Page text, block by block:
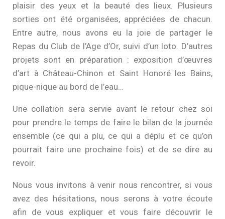
plaisir des yeux et la beauté des lieux. Plusieurs
sorties ont été organisées, appréciées de chacun.
Entre autre, nous avons eu la joie de partager le
Repas du Club de l’Age d’Or, suivi d’un loto. D’autres
projets sont en préparation : exposition d’œuvres
d’art à Château-Chinon et Saint Honoré les Bains,
pique-nique au bord de l’eau…
Une collation sera servie avant le retour chez soi
pour prendre le temps de faire le bilan de la journée
ensemble (ce qui a plu, ce qui a déplu et ce qu’on
pourrait faire une prochaine fois) et de se dire au
revoir.
Nous vous invitons à venir nous rencontrer, si vous
avez des hésitations, nous serons à votre écoute
afin de vous expliquer et vous faire découvrir le